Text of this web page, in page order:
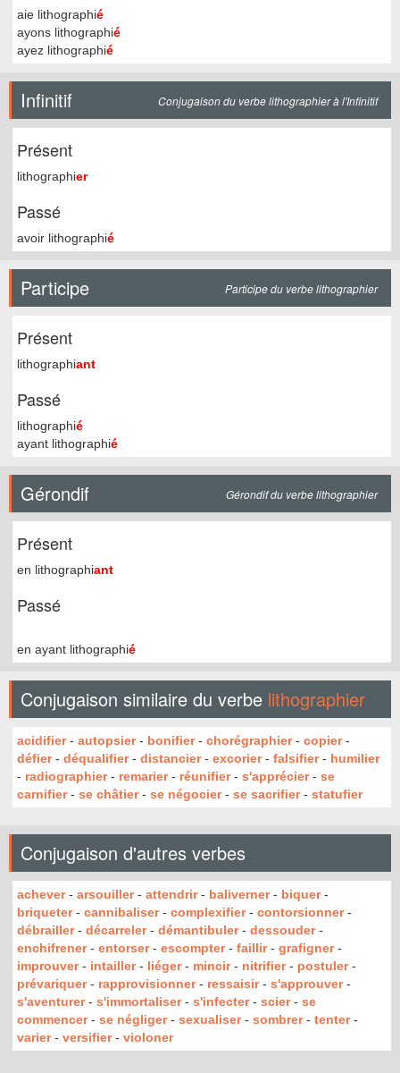
aie lithographié
ayons lithographié
ayez lithographié
Infinitif Conjugaison du verbe lithographier à l'Infinitif
Présent
lithographier
Passé
avoir lithographié
Participe Participe du verbe lithographier
Présent
lithographiant
Passé
lithographié
ayant lithographié
Gérondif Gérondif du verbe lithographier
Présent
en lithographiant
Passé
en ayant lithographié
Conjugaison similaire du verbe lithographier
acidifier- autopsier- bonifier- chorégraphier- copier-
défier- déqualifier- distancier- excorier- falsifier- humilier
- radiographier- remarier- réunifier- s'apprécier- se
carnifier- se châtier- se négocier- se sacrifier- statufier
Conjugaison d'autres verbes
achever- arsouiller- attendrir- baliverner- biquer-
briqueter- cannibaliser- complexifier- contorsionner-
débrailler- décarreler- démantibuler- dessouder-
enchifrener- entorser- escompter- faillir- grafigner-
improuver- intailler- liéger- mincir- nitrifier- postuler-
prévariquer- rapprovisionner- ressaisir- s'approuver-
s'aventurer- s'immortaliser- s'infecter- scier- se
commencer- se négliger- sexualiser- sombrer- tenter-
varier- versifier- violoner